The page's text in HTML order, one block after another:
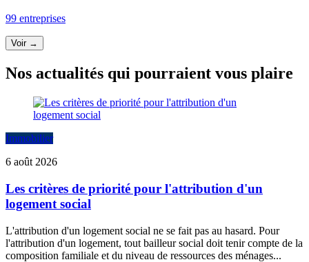
99 entreprises
Voir →
Nos actualités qui pourraient vous plaire
Immobilier
6 août 2026
Les critères de priorité pour l'attribution d'un
logement social
L'attribution d'un logement social ne se fait pas au hasard. Pour
l'attribution d'un logement, tout bailleur social doit tenir compte de la
composition familiale et du niveau de ressources des ménages...